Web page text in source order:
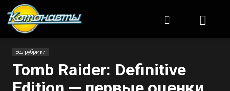
Без рубрики
Tomb Raider: Definitive